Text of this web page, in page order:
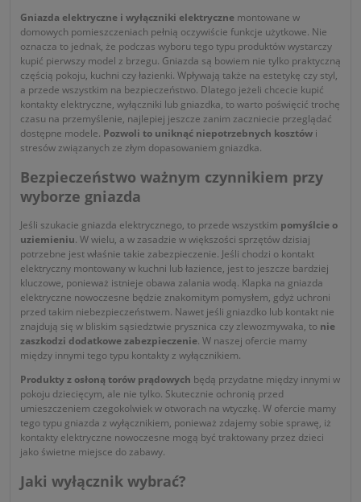
Gniazda elektryczne i wyłączniki elektryczne montowane w
domowych pomieszczeniach pełnią oczywiście funkcje użytkowe. Nie
oznacza to jednak, że podczas wyboru tego typu produktów wystarczy
kupić pierwszy model z brzegu. Gniazda są bowiem nie tylko praktyczną
częścią pokoju, kuchni czy łazienki. Wpływają także na estetykę czy styl,
a przede wszystkim na bezpieczeństwo. Dlatego jeżeli chcecie kupić
kontakty elektryczne, wyłączniki lub gniazdka, to warto poświęcić trochę
czasu na przemyślenie, najlepiej jeszcze zanim zaczniecie przeglądać
dostępne modele. Pozwoli to uniknąć niepotrzebnych kosztów i
stresów związanych ze złym dopasowaniem gniazdka.
Bezpieczeństwo ważnym czynnikiem przy
wyborze gniazda
Jeśli szukacie gniazda elektrycznego, to przede wszystkim pomyślcie o
uziemieniu. W wielu, a w zasadzie w większości sprzętów dzisiaj
potrzebne jest właśnie takie zabezpieczenie. Jeśli chodzi o kontakt
elektryczny montowany w kuchni lub łazience, jest to jeszcze bardziej
kluczowe, ponieważ istnieje obawa zalania wodą. Klapka na gniazda
elektryczne nowoczesne będzie znakomitym pomysłem, gdyż uchroni
przed takim niebezpieczeństwem. Nawet jeśli gniazdko lub kontakt nie
znajdują się w bliskim sąsiedztwie prysznica czy zlewozmywaka, to nie
zaszkodzi dodatkowe zabezpieczenie. W naszej ofercie mamy
między innymi tego typu kontakty z wyłącznikiem.
Produkty z osłoną torów prądowych będą przydatne między innymi w
pokoju dziecięcym, ale nie tylko. Skutecznie ochronią przed
umieszczeniem czegokolwiek w otworach na wtyczkę. W ofercie mamy
tego typu gniazda z wyłącznikiem, ponieważ zdajemy sobie sprawę, iż
kontakty elektryczne nowoczesne mogą być traktowany przez dzieci
jako świetne miejsce do zabawy.
Jaki wyłącznik wybrać?